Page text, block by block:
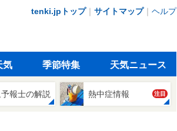
tenki.jpトップ｜ サイトマップ｜ ヘルプ
気 季節特集 天気ニュース
報士の解説 熱中症情報 注目